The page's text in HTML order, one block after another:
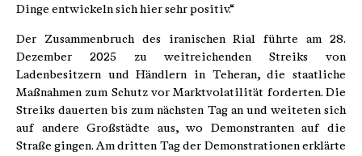
Dinge entwickeln sich hier sehr positiv.“
Der Zusammenbruch des iranischen Rial führte am 28.
Dezember 2025 zu weitreichenden Streiks von
Ladenbesitzern und Händlern in Teheran, die staatliche
Maßnahmen zum Schutz vor Marktvolatilität forderten. Die
Streiks dauerten bis zum nächsten Tag an und weiteten sich
auf andere Großstädte aus, wo Demonstranten auf die
Straße gingen. Am dritten Tag der Demonstrationen erklärte